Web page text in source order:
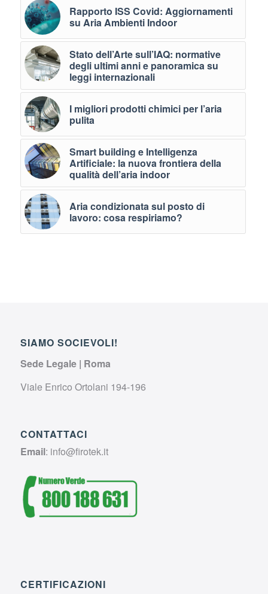
Rapporto ISS Covid: Aggiornamenti
su Aria Ambienti Indoor
Stato dell’Arte sull’IAQ: normative
degli ultimi anni e panoramica su
leggi internazionali
I migliori prodotti chimici per l’aria
pulita
Smart building e Intelligenza
Artificiale: la nuova frontiera della
qualità dell’aria indoor
Aria condizionata sul posto di
lavoro: cosa respiriamo?
SIAMO SOCIEVOLI!
Sede Legale | Roma
Viale Enrico Ortolani 194-196
CONTATTACI
Email: info@firotek.it
CERTIFICAZIONI